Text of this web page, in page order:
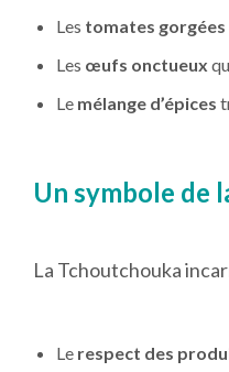
Les tomates gorgées
Les œufs onctueux
Le mélange d’épices
Un symbole de
La Tchoutchouka
Le respect des